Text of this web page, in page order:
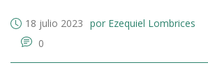
carrera por la supremacía cuántica
apogeo. Esta competencia
innovación y el progreso en el campo
18 julio 2023 por Ezequiel Lombrices
0